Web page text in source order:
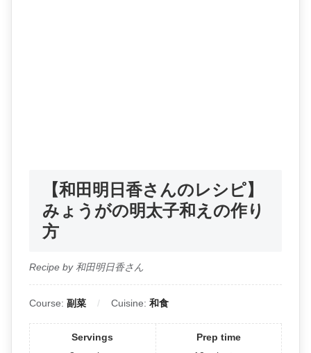
【和田明日香さんのレシピ】
みょうがの明太子和えの作り
方
Recipe by 和田明日香さん
Course: 副菜 Cuisine: 和食
Servings
Prep time